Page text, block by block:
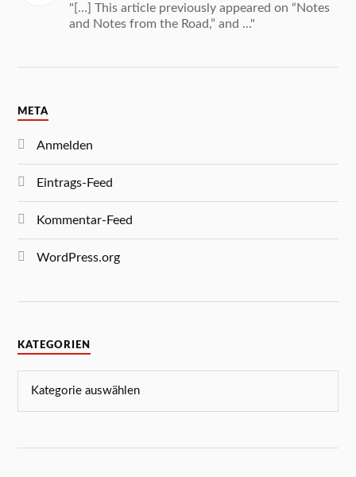
"[…] This article previously appeared on “Notes
and Notes from the Road,” and ..."
META
Anmelden
Eintrags-Feed
Kommentar-Feed
WordPress.org
KATEGORIEN